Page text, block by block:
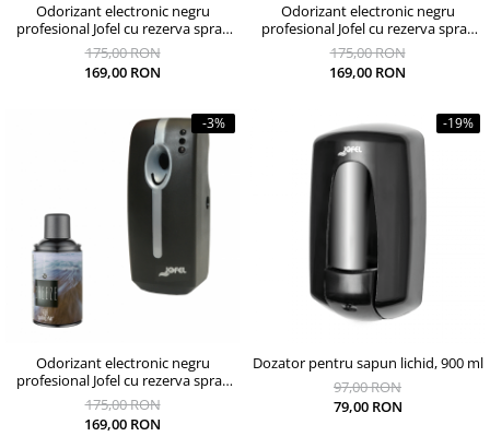
Odorizant electronic negru
profesional Jofel cu rezerva spray
250 ml Grapes si baterii incluse
175,00 RON
169,00 RON
Odorizant electronic negru
profesional Jofel cu rezerva spray
250 ml Feelings si baterii incluse
175,00 RON
169,00 RON
-3%
Odorizant electronic negru
profesional Jofel cu rezerva spray
250 ml Breeze si baterii incluse
175,00 RON
169,00 RON
-19%
Dozator pentru sapun lichid, 900 ml
97,00 RON
79,00 RON